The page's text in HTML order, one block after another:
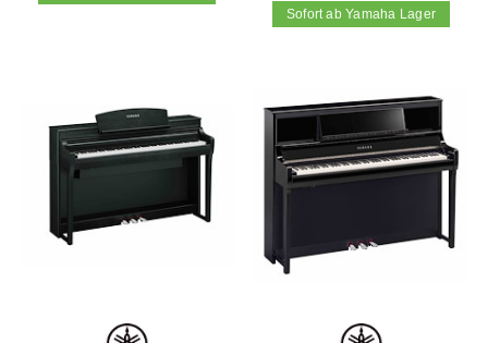
Sofort ab Yamaha Lager